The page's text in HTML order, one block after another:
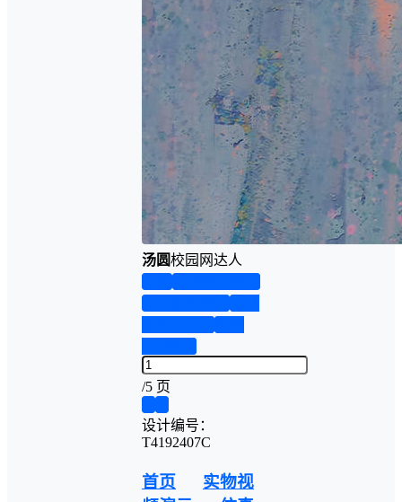
汤圆校园网达人
/5 页
设计编号：
T4192407C
首页
实物视